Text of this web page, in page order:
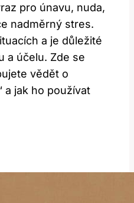
pro únavu, nuda,
nadměrný stres.
a je důležité
a účelu. Zde se
vědět o
a jak ho používat